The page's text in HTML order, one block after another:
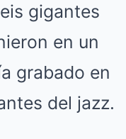
gigantes
en un
grabado en
del jazz.